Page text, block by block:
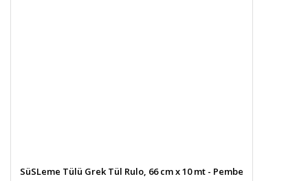
SüSLeme Tülü Grek Tül Rulo, 66 cm x 10 mt - Pembe